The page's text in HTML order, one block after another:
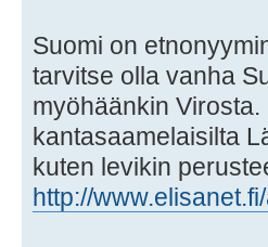
Suomi on
tarvitse olla vanha
myöhäänkin
kantasaamelaisilta
kuten levikin
http://